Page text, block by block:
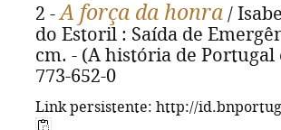
2 -A força da honra /
do Estoril : Saída de
cm. - (A história de Portugal
773-652-0
Link persistente: http://